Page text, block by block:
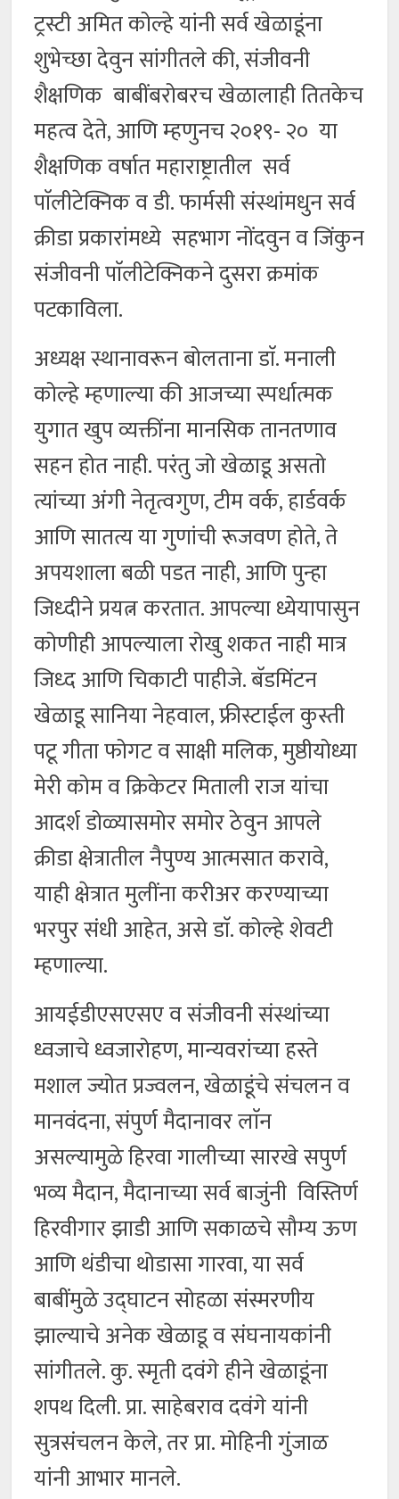
ट्रस्टी अमित कोल्हे यांनी सर्व खेळाडूंना
शुभेच्छा देवुन सांगीतले की, संजीवनी
शैक्षणिक बाबींबरोबरच खेळालाही तितकेच
महत्व देते, आणि म्हणुनच २०१९- २० या
शैक्षणिक वर्षात महाराष्ट्रातील सर्व
पाॅलीटेक्निक व डी. फार्मसी संस्थांमधुन सर्व
क्रीडा प्रकारांमध्ये सहभाग नोंदवुन व जिंकुन
संजीवनी पाॅलीटेक्निकने दुसरा क्रमांक
पटकाविला.
अध्यक्ष स्थानावरून बोलताना डाॅ. मनाली
कोल्हे म्हणाल्या की आजच्या स्पर्धात्मक
युगात खुप व्यक्तींना मानसिक तानतणाव
सहन होत नाही. परंतु जो खेळाडू असतो
त्यांच्या अंगी नेतृत्वगुण, टीम वर्क, हार्डवर्क
आणि सातत्य या गुणांची रूजवण होते, ते
अपयशाला बळी पडत नाही, आणि पुन्हा
जिध्दीने प्रयत्न करतात. आपल्या ध्येयापासुन
कोणीही आपल्याला रोखु शकत नाही मात्र
जिध्द आणि चिकाटी पाहीजे. बॅडमिंटन
खेळाडू सानिया नेहवाल, फ्रीस्टाईल कुस्ती
पटू गीता फोगट व साक्षी मलिक, मुष्ठीयोध्या
मेरी कोम व क्रिकेटर मिताली राज यांचा
आदर्श डोळ्यासमोर समोर ठेवुन आपले
क्रीडा क्षेत्रातील नैपुण्य आत्मसात करावे,
याही क्षेत्रात मुलींना करीअर करण्याच्या
भरपुर संधी आहेत, असे डाॅ. कोल्हे शेवटी
म्हणाल्या.
आयईडीएसएसए व संजीवनी संस्थांच्या
ध्वजाचे ध्वजारोहण, मान्यवरांच्या हस्ते
मशाल ज्योत प्रज्वलन, खेळाडूंचे संचलन व
मानवंदना, संपुर्ण मैदानावर लाॅन
असल्यामुळे हिरवा गालीच्या सारखे सपुर्ण
भव्य मैदान, मैदानाच्या सर्व बाजुंनी विस्तिर्ण
हिरवीगार झाडी आणि सकाळचे सौम्य ऊण
आणि थंडीचा थोडासा गारवा, या सर्व
बाबींमुळे उद्घाटन सोहळा संस्मरणीय
झाल्याचे अनेक खेळाडू व संघनायकांनी
सांगीतले. कु. स्मृती दवंगे हीने खेळाडूंना
शपथ दिली. प्रा. साहेबराव दवंगे यांनी
सुत्रसंचलन केले, तर प्रा. मोहिनी गुंजाळ
यांनी आभार मानले.